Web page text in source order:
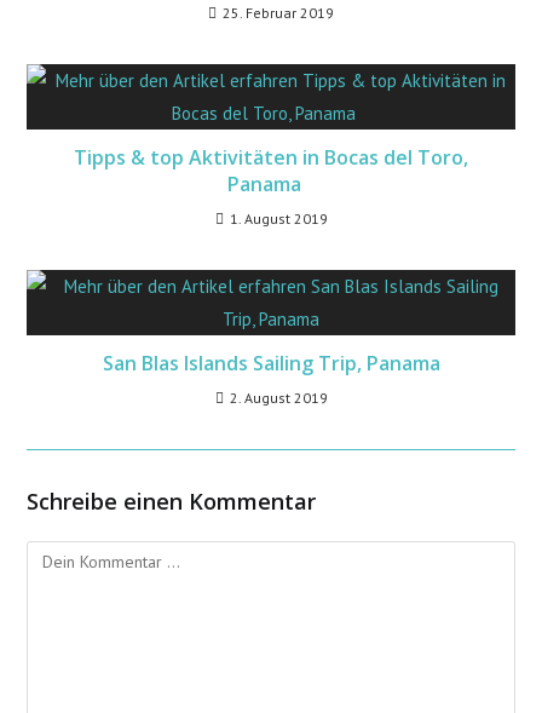
25. Februar 2019
Tipps & top Aktivitäten in Bocas del Toro,
Panama
1. August 2019
San Blas Islands Sailing Trip, Panama
2. August 2019
Schreibe einen Kommentar